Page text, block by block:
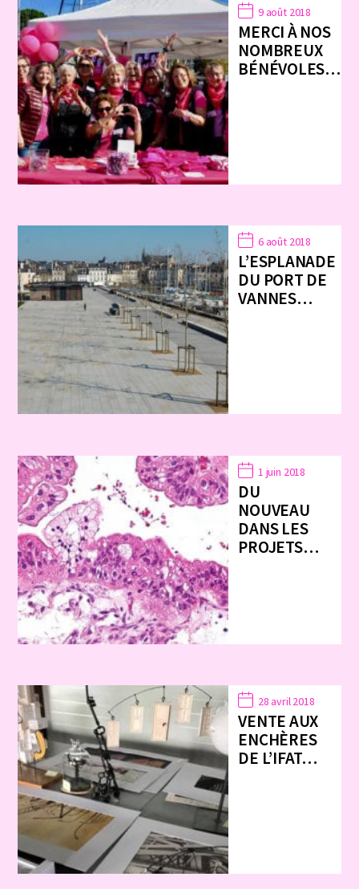
9 août 2018
MERCI À NOS
NOMBREUX
BÉNÉVOLES…
6 août 2018
L’ESPLANADE
DU PORT DE
VANNES…
1 juin 2018
DU
NOUVEAU
DANS LES
PROJETS…
28 avril 2018
VENTE AUX
ENCHÈRES
DE L’IFAT…